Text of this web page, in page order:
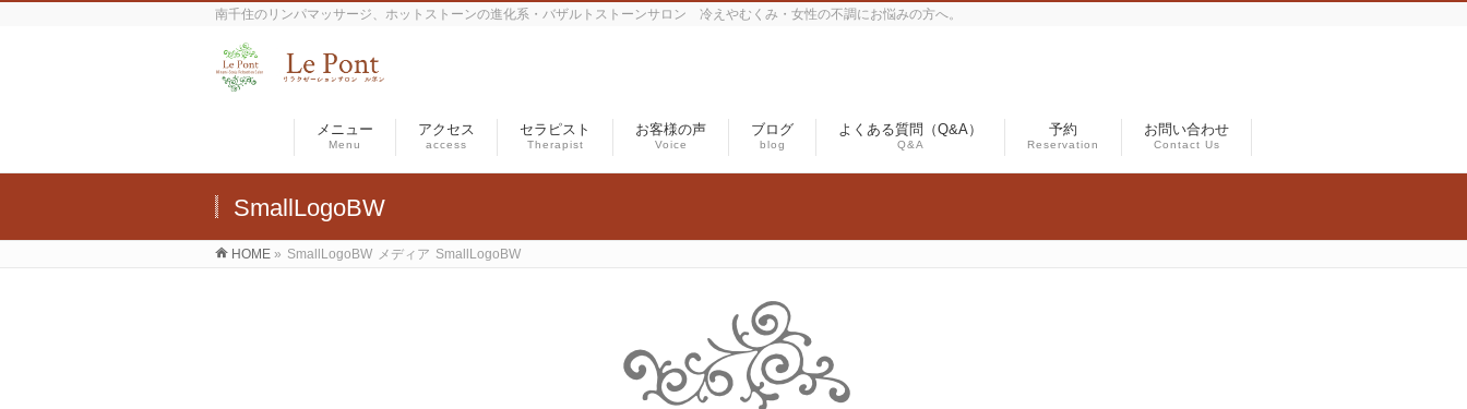
南千住のリンパマッサージ、ホットストーンの進化系・バザルトストーンサロン 冷えやむくみ・女性の不調にお悩みの方へ。
メニュー
Menu
アクセス
access
セラピスト
Therapist
お客様の声
Voice
ブログ
blog
よくある質問（Q&A）
Q&A
予約
Reservation
お問い合わせ
Contact Us
SmallLogoBW
HOME » SmallLogoBW メディア SmallLogoBW